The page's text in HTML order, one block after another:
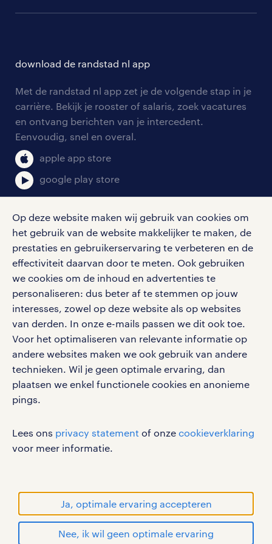
Op deze website maken wij gebruik van cookies om
het gebruik van de website makkelijker te maken, de
prestaties en gebruikerservaring te verbeteren en de
effectiviteit daarvan door te meten. Ook gebruiken
we cookies om de inhoud en advertenties te
personaliseren: dus beter af te stemmen op jouw
interesses, zowel op deze website als op websites
van derden. In onze e-mails passen we dit ook toe.
Voor het optimaliseren van relevante informatie op
andere websites maken we ook gebruik van andere
technieken. Wil je geen optimale ervaring, dan
plaatsen we enkel functionele cookies en anonieme
pings.
Lees ons privacy statement of onze cookieverklaring
voor meer informatie.
Ja, optimale ervaring accepteren
Nee, ik wil geen optimale ervaring
tarieven
personeel gezocht
aanmelden nieuwsbrief
solliciteren
blogs en artikelen
salarischecker
bruto-netto calculator
onze vestigingen
pers
download de randstad nl app
Met de randstad nl app zet je de volgende stap in je
carrière. Bekijk je rooster of salaris, zoek vacatures
en ontvang berichten van je intercedent.
Eenvoudig, snel en overal.
apple app store
google play store
social media
Volg ons voor de leukste content omtrent
vacatures, solliciteren en inspiratie.
werken bij randstad
gebruikersvoorwaarden
privacystatement
cookies
handelsmerken van Randstad N.V.
© Randstad 2026